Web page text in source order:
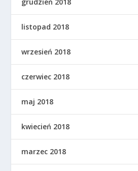
grudzień 2018
listopad 2018
wrzesień 2018
czerwiec 2018
maj 2018
kwiecień 2018
marzec 2018